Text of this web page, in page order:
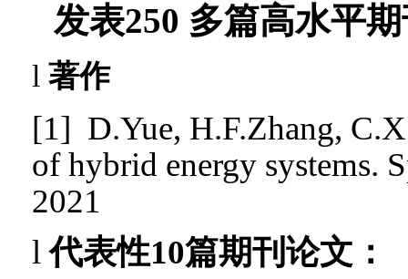
发表250 多篇高水平
l 著作
[1] D.Yue, H.F.Zhang,
of hybrid energy systems.
2021
l代表性10篇期刊论文 ：